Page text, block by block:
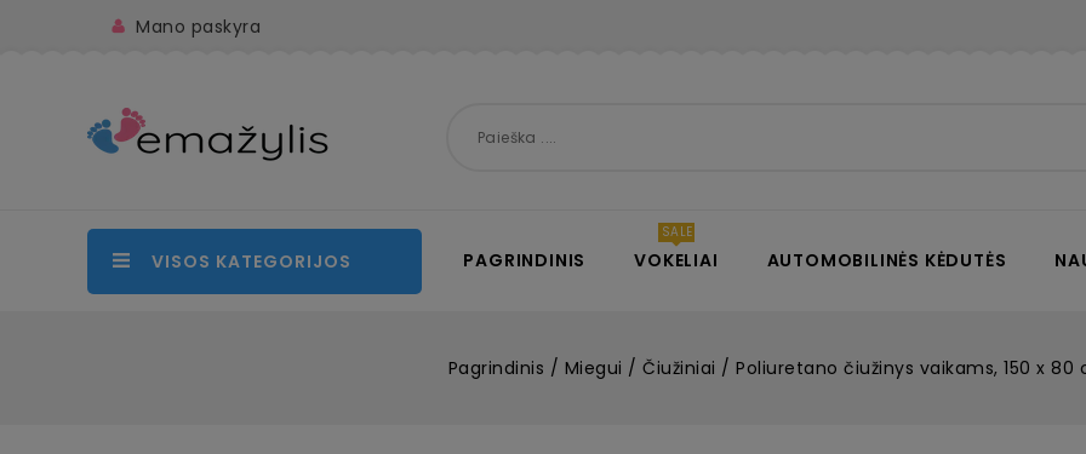
Mano paskyra
VISOS KATEGORIJOS PAGRINDINIS VOKELIAI AUTOMOBILINĖS KĖDUTĖS
Pagrindinis Miegui Čiužiniai Poliuretano čiužinys vaikams, 150 x